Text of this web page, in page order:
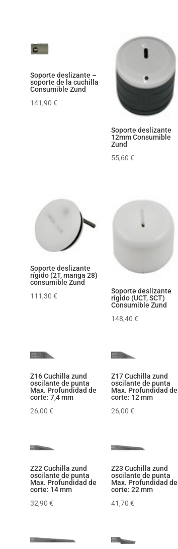
Soporte deslizante –
soporte de la cuchilla
Consumible Zund
141,90€
Soporte deslizante
12mm Consumible
Zund
55,60 €
Soporte deslizante
rígido (2T, manga 28)
consumible Zund
111,30€
Soporte deslizante
rígido (UCT, SCT)
Consumible Zund
148,40 €
Z16 Cuchilla zund
oscilante de punta
Max. Profundidad de
corte: 7,4 mm
26,00€
Z17 Cuchilla zund
oscilante de punta
Max. Profundidad de
corte: 12 mm
26,00 €
Z22 Cuchilla zund
oscilante de punta
Max. Profundidad de
corte: 14 mm
32,90€
Z23 Cuchilla zund
oscilante de punta
Max. Profundidad de
corte: 22 mm
41,70 €